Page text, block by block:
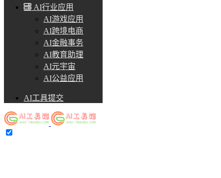
AI行业应用
AI游戏应用
AI跨境电商
AI金融事务
AI教育助理
AI元宇宙
AI公益应用
AI工具提交